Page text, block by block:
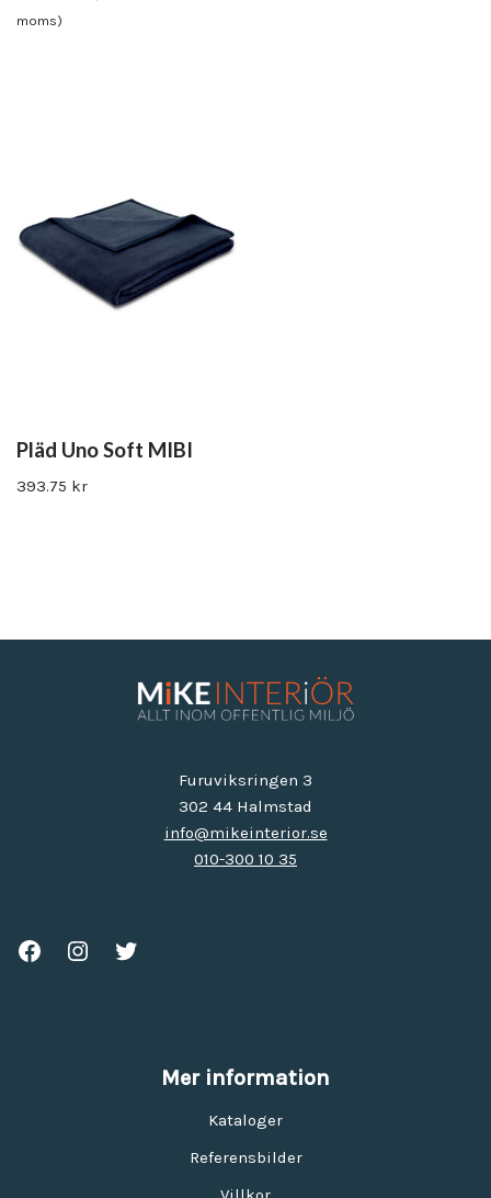
moms)
Pläd Uno Soft MIBI
393.75 kr
Furuviksringen 3
302 44 Halmstad
info@mikeinterior.se
010-300 10 35
Mer information
Kataloger
Referensbilder